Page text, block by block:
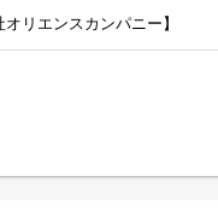
のパターンの事業所を全
業所】
は非雇用型で内職などの
リエンスカンパニー】